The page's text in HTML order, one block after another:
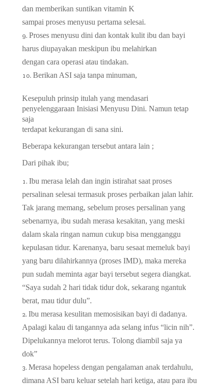
dan memberikan suntikan vitamin K
sampai proses menyusu pertama selesai.
Proses menyusu dini dan kontak kulit ibu dan bayi
harus diupayakan meskipun ibu melahirkan
dengan cara operasi atau tindakan.
Berikan ASI saja tanpa minuman,
Kesepuluh prinsip itulah yang mendasari
penyelenggaraan Inisiasi Menyusu Dini. Namun tetap
saja
terdapat kekurangan di sana sini.
Beberapa kekurangan tersebut antara lain ;
Dari pihak ibu;
Ibu merasa lelah dan ingin istirahat saat proses
persalinan selesai termasuk proses perbaikan jalan lahir.
Tak jarang memang, sebelum proses persalinan yang
sebenarnya, ibu sudah merasa kesakitan, yang meski
dalam skala ringan namun cukup bisa mengganggu
kepulasan tidur. Karenanya, baru sesaat memeluk bayi
yang baru dilahirkannya (proses IMD), maka mereka
pun sudah meminta agar bayi tersebut segera diangkat.
“Saya sudah 2 hari tidak tidur dok, sekarang ngantuk
berat, mau tidur dulu”.
Ibu merasa kesulitan memosisikan bayi di dadanya.
Apalagi kalau di tangannya ada selang infus “licin nih”.
Dipelukannya melorot terus. Tolong diambil saja ya
dok”
Merasa hopeless dengan pengalaman anak terdahulu,
dimana ASI baru keluar setelah hari ketiga, atau para ibu